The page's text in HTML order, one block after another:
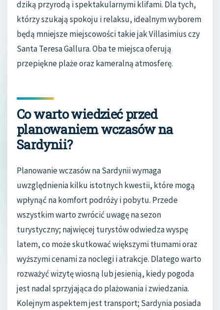
dziką przyrodą i spektakularnymi klifami. Dla tych,
którzy szukają spokoju i relaksu, idealnym wyborem
będą mniejsze miejscowości takie jak Villasimius czy
Santa Teresa Gallura. Oba te miejsca oferują
przepiękne plaże oraz kameralną atmosferę.
Co warto wiedzieć przed
planowaniem wczasów na
Sardynii?
Planowanie wczasów na Sardynii wymaga
uwzględnienia kilku istotnych kwestii, które mogą
wpłynąć na komfort podróży i pobytu. Przede
wszystkim warto zwrócić uwagę na sezon
turystyczny; najwięcej turystów odwiedza wyspę
latem, co może skutkować większymi tłumami oraz
wyższymi cenami za noclegi i atrakcje. Dlatego warto
rozważyć wizytę wiosną lub jesienią, kiedy pogoda
jest nadal sprzyjająca do plażowania i zwiedzania.
Kolejnym aspektem jest transport; Sardynia posiada